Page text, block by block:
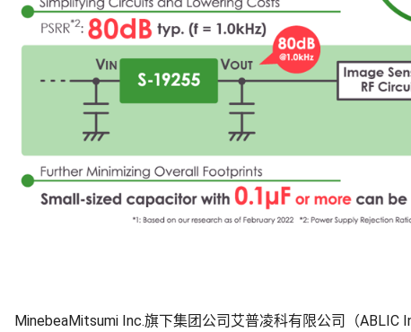
MinebeaMitsumi Inc.旗下集团公司艾普凌科有限公司（ABLIC